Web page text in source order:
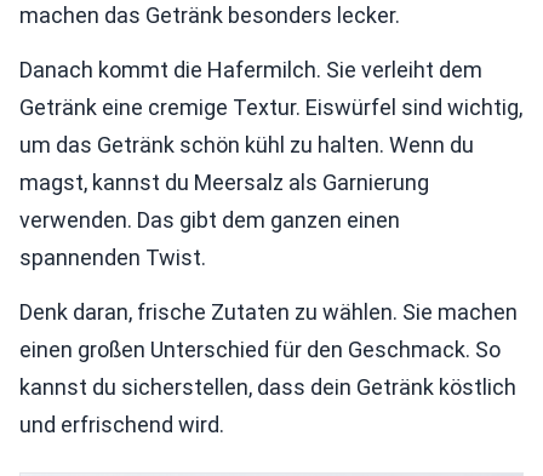
machen das Getränk besonders lecker.
Danach kommt die Hafermilch. Sie verleiht dem
Getränk eine cremige Textur. Eiswürfel sind wichtig,
um das Getränk schön kühl zu halten. Wenn du
magst, kannst du Meersalz als Garnierung
verwenden. Das gibt dem ganzen einen
spannenden Twist.
Denk daran, frische Zutaten zu wählen. Sie machen
einen großen Unterschied für den Geschmack. So
kannst du sicherstellen, dass dein Getränk köstlich
und erfrischend wird.